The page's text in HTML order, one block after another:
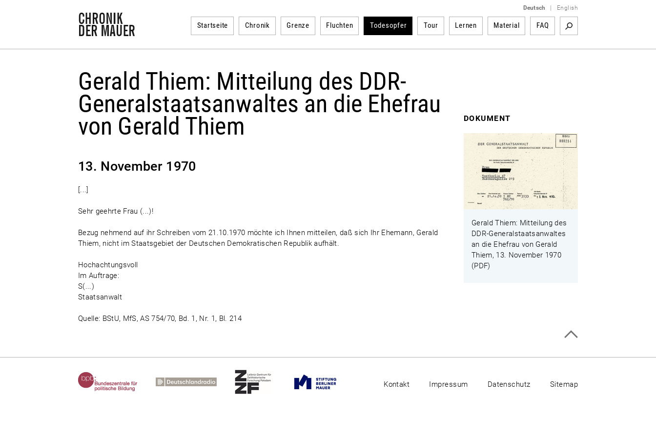
Deutsch English
Startseite Chronik Grenze Fluchten Todesopfer Tour Lernen Material FAQ
Gerald Thiem: Mitteilung des DDR-
Generalstaatsanwaltes an die Ehefrau
von Gerald Thiem
13. November 1970
[...]
Sehr geehrte Frau (...)!
Bezug nehmend auf ihr Schreiben vom 21.10.1970 möchte ich Ihnen mitteilen, daß sich Ihr Ehemann, Gerald
Thiem, nicht im Staatsgebiet der Deutschen Demokratischen Republik aufhält.
Hochachtungsvoll
Im Auftrage:
S(...)
Staatsanwalt
Quelle: BStU, MfS, AS 754/70, Bd. 1, Nr. 1, Bl. 214
DOKUMENT
Gerald Thiem: Mitteilung des
DDR-Generalstaatsanwaltes
an die Ehefrau von Gerald
Thiem, 13. November 1970
(PDF)
Kontakt Impressum Datenschutz Sitemap